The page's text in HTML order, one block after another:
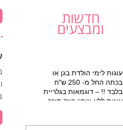
חדשות
ומבצעים
עוגות לימי הולדת בגן או
בכתה החל מ- 250 ש"ח
בלבד !! – דוגמאות בגלריית
עוגות ללא ציפוי בצק סוכר